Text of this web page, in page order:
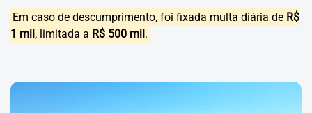
Em caso de descumprimento, foi fixada multa diária de R$
1 mil , limitada a R$ 500 mil .